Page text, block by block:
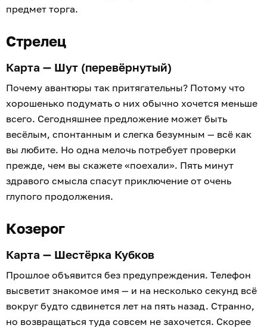
предмет торга.
Стрелец
Карта — Шут (перевёрнутый)
Почему авантюры так притягательны? Потому что
хорошенько подумать о них обычно хочется меньше
всего. Сегодняшнее предложение может быть
весёлым, спонтанным и слегка безумным — всё как
вы любите. Но одна мелочь потребует проверки
прежде, чем вы скажете «поехали». Пять минут
здравого смысла спасут приключение от очень
глупого продолжения.
Козерог
Карта — Шестёрка Кубков
Прошлое объявится без предупреждения. Телефон
высветит знакомое имя — и на несколько секунд всё
вокруг будто сдвинется лет на пять назад. Странно,
но возвращаться туда совсем не захочется. Скорее